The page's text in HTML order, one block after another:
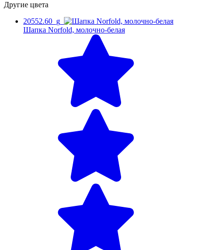
Другие цвета
20552.60_g
Шапка Norfold, молочно-белая